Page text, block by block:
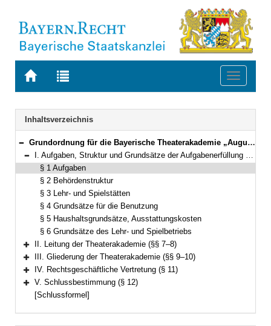
Zur
BAYERN.RECHT
Zur
letzten
Suche
Toggle
Navigation
Inhaltsverzeichnis
Bereich reduzieren
Grundordnung für die Bayerische Theaterakademie „August Everding “ im Prinzregententheater Vom 14.12.2001 Bekanntmachung des Bayerischen Staatsministeriums für Wissenschaft, Forschung und Kunst vom 14. Dezember 2001, Az. XII/6-K 2780-12/60 655 (KWMBl. 2002I S. 55) (§§ 1–12)
Bereich reduzieren
I. Aufgaben, Struktur und Grundsätze der Aufgabenerfüllung (§§ 1–6)
§ 1 Aufgaben
§ 2 Behördenstruktur
§ 3 Lehr- und Spielstätten
§ 4 Grundsätze für die Benutzung
§ 5 Haushaltsgrundsätze, Ausstattungskosten
§ 6 Grundsätze des Lehr- und Spielbetriebs
Bereich erweitern
II. Leitung der Theaterakademie (§§ 7–8)
Bereich erweitern
III. Gliederung der Theaterakademie (§§ 9–10)
Bereich erweitern
IV. Rechtsgeschäftliche Vertretung (§ 11)
Bereich erweitern
V. Schlussbestimmung (§ 12)
[Schlussformel]